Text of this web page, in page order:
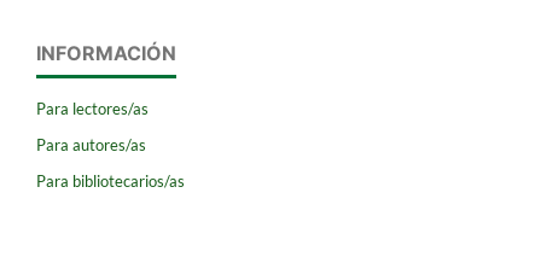
INFORMACIÓN
Para lectores/as
Para autores/as
Para bibliotecarios/as